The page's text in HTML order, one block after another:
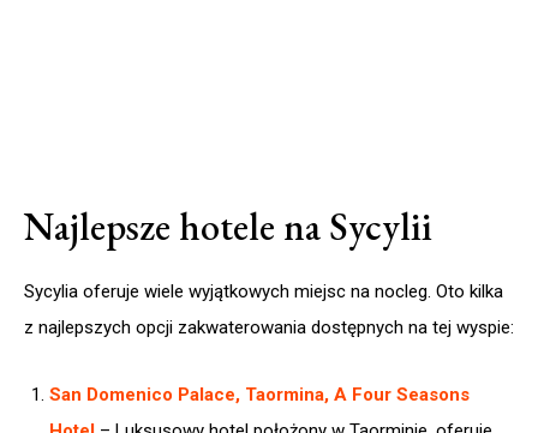
Najlepsze hotele na Sycylii
Sycylia oferuje wiele wyjątkowych miejsc na nocleg. Oto kilka
z najlepszych opcji zakwaterowania dostępnych na tej wyspie:
San Domenico Palace, Taormina, A Four Seasons